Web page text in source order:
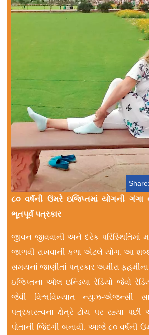
Share:
૮૦ વર્ષની ઉંમરે ઇજિપ્તમાં યોગની
ભૂતપૂર્વ પત્રકાર
જીવન જીવવાની અને દરેક પરિસ્થિતિમાં
જાળવી રાખવાની કળા એટલે યોગ. આ
સમયનાં જાણીતાં પત્રકાર અમીરા ફહમીના.
ઇજિપ્તના ઑલ ઇન્ડિયા રેડિયો જેવો
જેવી વિશ્વવિખ્યાત ન્યુઝ-એજન્સી
પત્રકારત્વના ક્ષેત્રે ટોચ પર રહ્યા
પોતાની જિંદગી બનાવી. આજે ૮૦